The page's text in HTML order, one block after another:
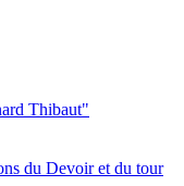
Thibaut"
du Devoir et du tour